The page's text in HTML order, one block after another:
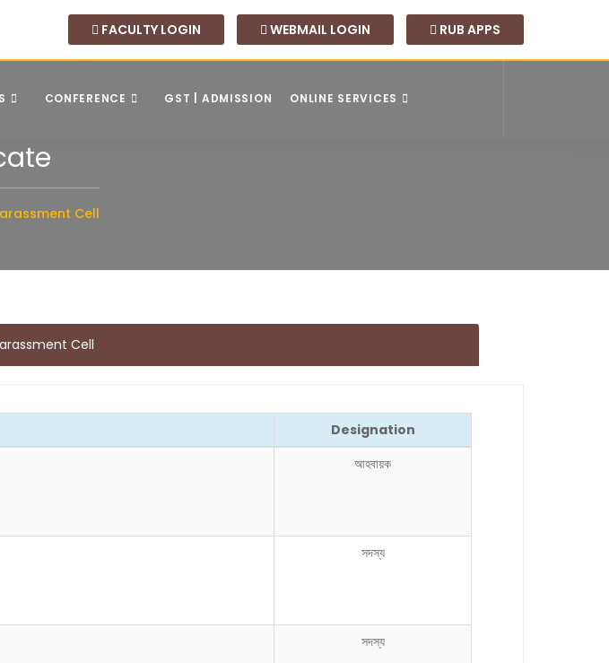
FACULTY LOGIN WEBMAIL LOGIN RUB APPS
CONFERENCE GST | ADMISSION ONLINE SERVICES
Cell
Cell
Designation
আহবায়ক
সদস্য
সদস্য